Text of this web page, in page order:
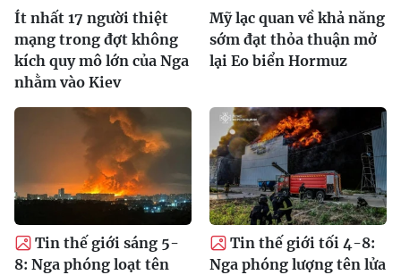
Ít nhất 17 người thiệt
mạng trong đợt không
kích quy mô lớn của Nga
nhằm vào Kiev
Mỹ lạc quan về khả năng
sớm đạt thỏa thuận mở
lại Eo biển Hormuz
Tin thế giới sáng 5-
8: Nga phóng loạt tên
Tin thế giới tối 4-8:
Nga phóng lượng tên lửa